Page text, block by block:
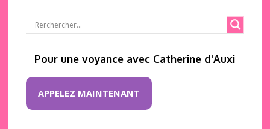
Pour une voyance avec Catherine d'Auxi
APPELEZ MAINTENANT